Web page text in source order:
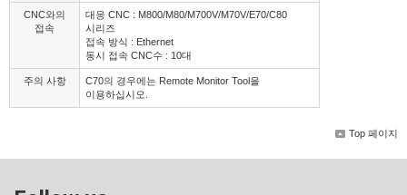
CNC와의
접속
대응 CNC : M800/M80/M700V/M70V/E70/C80
시리즈
접속 방식 : Ethernet
동시 접속 CNC수 : 10대
주의 사항
C70의 경우에는 Remote Monitor Tool을
이용하십시오.
Top 페이지